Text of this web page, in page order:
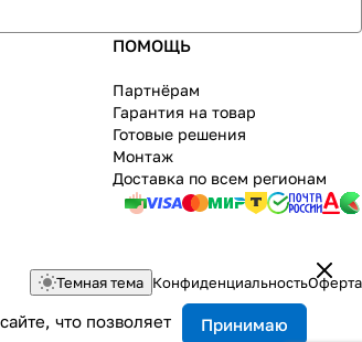
ПОМОЩЬ
Партнёрам
Гарантия на товар
Готовые решения
Монтаж
Доставка по всем регионам
Темная тема КонфиденциальностьОферта
что позволяет
Принимаю